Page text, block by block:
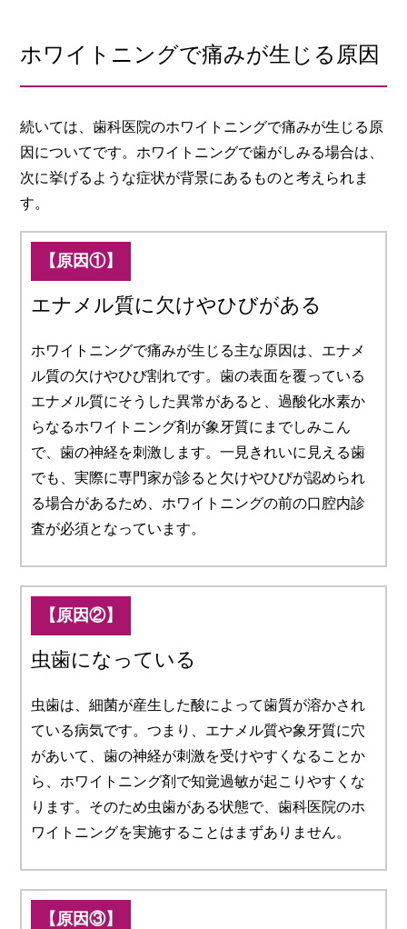
ホワイトニングで痛みが生じる原因
続いては、歯科医院のホワイトニングで痛みが生じる原
因についてです。ホワイトニングで歯がしみる場合は、
次に挙げるような症状が背景にあるものと考えられま
す。
【原因①】
エナメル質に欠けやひびがある
ホワイトニングで痛みが生じる主な原因は、エナメ
ル質の欠けやひび割れです。歯の表面を覆っている
エナメル質にそうした異常があると、過酸化水素か
らなるホワイトニング剤が象牙質にまでしみこん
で、歯の神経を刺激します。一見きれいに見える歯
でも、実際に専門家が診ると欠けやひびが認められ
る場合があるため、ホワイトニングの前の口腔内診
査が必須となっています。
【原因②】
虫歯になっている
虫歯は、細菌が産生した酸によって歯質が溶かされ
ている病気です。つまり、エナメル質や象牙質に穴
があいて、歯の神経が刺激を受けやすくなることか
ら、ホワイトニング剤で知覚過敏が起こりやすくな
ります。そのため虫歯がある状態で、歯科医院のホ
ワイトニングを実施することはまずありません。
【原因③】